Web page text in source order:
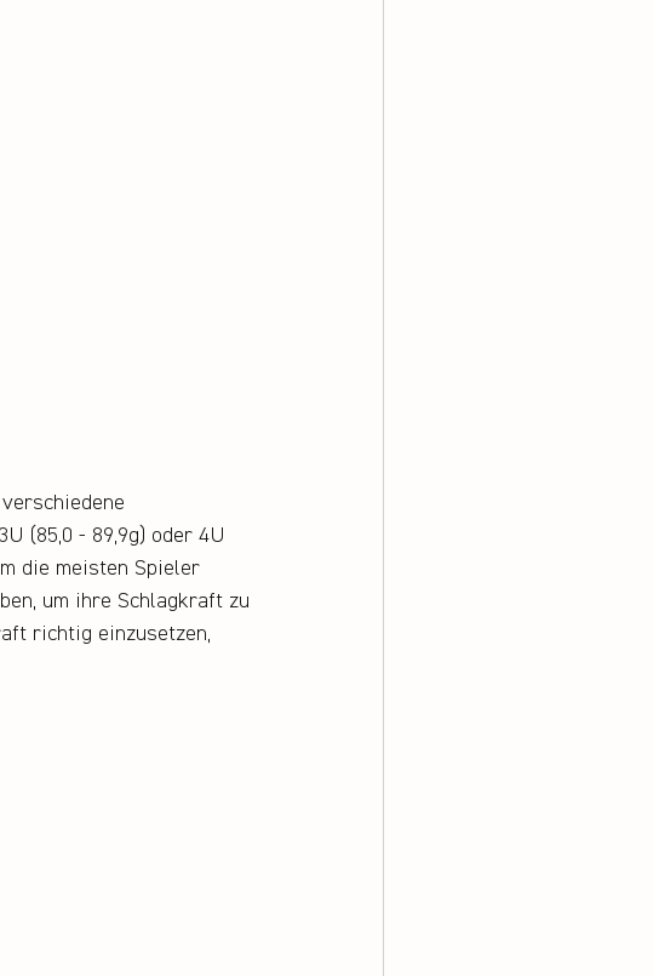
(85,0 - 89,9g) oder 4U
die meisten Spieler
um ihre Schlagkraft zu
richtig einzusetzen,